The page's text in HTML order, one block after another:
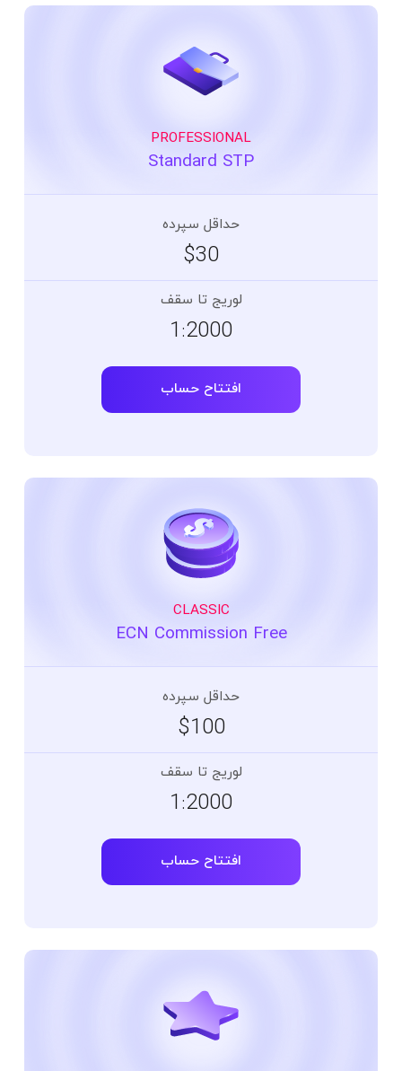
PROFESSIONAL
Standard STP
حداقل سپرده
$30
لوریج تا سقف
1:2000
افتتاح حساب
CLASSIC
ECN Commission Free
حداقل سپرده
$100
لوریج تا سقف
1:2000
افتتاح حساب